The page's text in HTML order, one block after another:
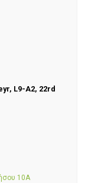
L9-A2, 22rd
10Α